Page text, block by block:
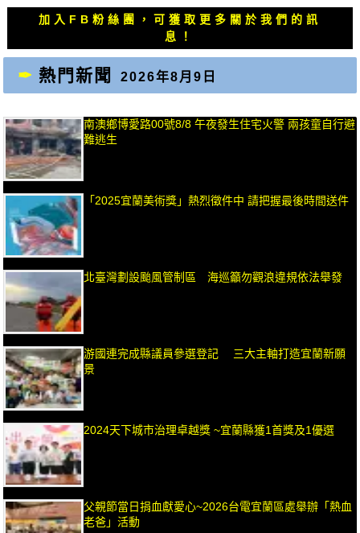
章：
加入FB粉絲團，可獲取更多關於我們的訊
息！
熱門新聞 2026年8月9日
南澳鄉博愛路00號8/8 午夜發生住宅火警 兩孩童自行避
難逃生
「2025宜蘭美術獎」熱烈徵件中 請把握最後時間送件
北臺灣劃設颱風管制區 海巡籲勿觀浪違規依法舉發
游國連完成縣議員參選登記 三大主軸打造宜蘭新願
景
2024天下城市治理卓越獎 ~宜蘭縣獲1首獎及1優選
父親節當日捐血獻愛心~2026台電宜蘭區處舉辦「熱血
老爸」活動